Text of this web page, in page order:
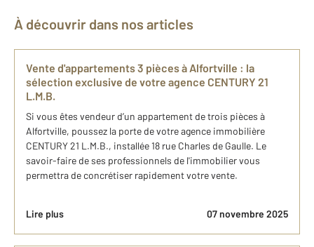
À découvrir dans nos articles
​Vente d'appartements 3 pièces ​à Alfortville​ : la
sélection exclusive de​ votre agence C​ENTURY 21
L.M.B.
Si vous êtes vendeur d’un appartement de trois pièces à
Alfortville, poussez la porte de votre agence immobilière
CENTURY 21 L.M.B., installée 18 rue Charles de Gaulle. Le
savoir-faire de ses professionnels de l'immobilier vous
permettra de concrétiser rapidement votre vente.
Lire plus 07 novembre 2025